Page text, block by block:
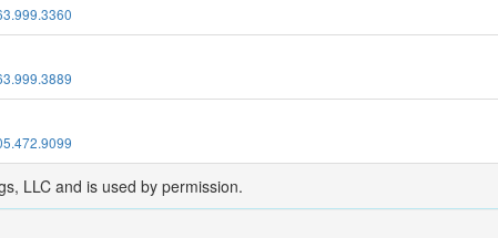
LLC and is used by permission.